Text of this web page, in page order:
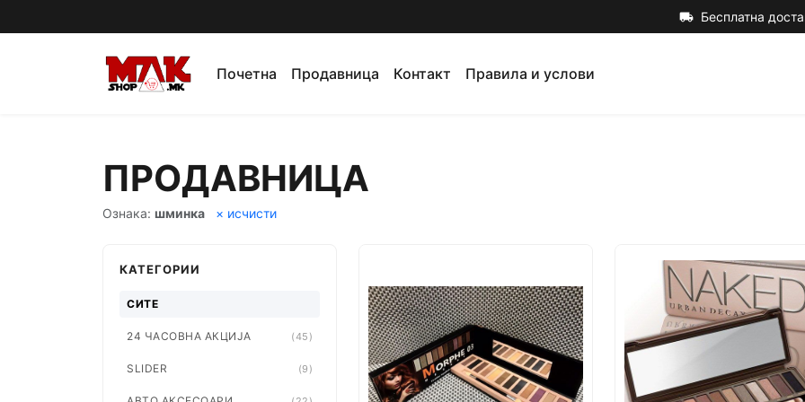
local_shipping Бесплатна
Почетна Продавница Контакт Правила и услови
ПРОДАВНИЦА
Ознака: шминка × исчисти
КАТЕГОРИИ
СИТЕ
24 ЧАСОВНА АКЦИЈА (45)
SLIDER (9)